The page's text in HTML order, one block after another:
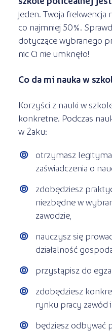
jeden. Twoja frekwencja
co najmniej 50%.
dotyczące wybranego
nic Ci nie umknęło!
Co da mi nauka w
Korzyści z nauki w
konkretne. Podczas
w Żaku:
otrzymasz
zaświadczenia o
zdobędziesz
niezbędne w
zawodzie,
nauczysz się
działalność
przystąpisz do
zdobędziesz
rynku pracy zawód i
będziesz odbywać